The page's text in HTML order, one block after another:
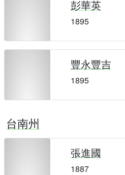
彭華英
1895
豐永豐吉
1895
台南州
張進國
1887